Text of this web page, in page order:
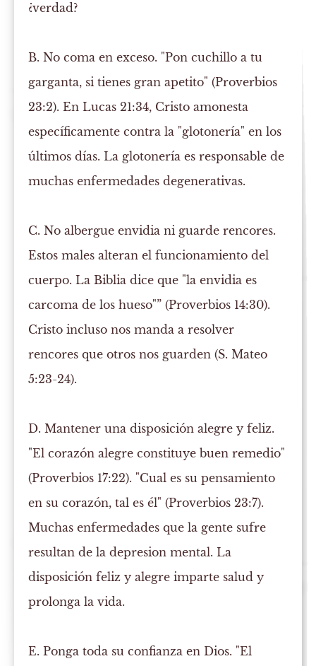
¿verdad?
B. No coma en exceso. "Pon cuchillo a tu
garganta, si tienes gran apetito" (Proverbios
23:2). En Lucas 21:34, Cristo amonesta
específicamente contra la "glotonería" en los
últimos días. La glotonería es responsable de
muchas enfermedades degenerativas.
C. No albergue envidia ni guarde rencores.
Estos males alteran el funcionamiento del
cuerpo. La Biblia dice que "la envidia es
carcoma de los hueso"” (Proverbios 14:30).
Cristo incluso nos manda a resolver
rencores que otros nos guarden (S. Mateo
5:23-24).
D. Mantener una disposición alegre y feliz.
"El corazón alegre constituye buen remedio"
(Proverbios 17:22). "Cual es su pensamiento
en su corazón, tal es él" (Proverbios 23:7).
Muchas enfermedades que la gente sufre
resultan de la depresion mental. La
disposición feliz y alegre imparte salud y
prolonga la vida.
E. Ponga toda su confianza en Dios. "El